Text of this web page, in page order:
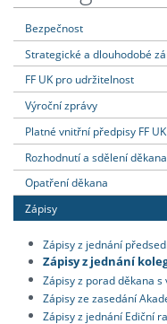
Bezpečnost
Strategické a dlouhodobé
FF UK pro udržitelnost
Výroční zprávy
Platné vnitřní předpisy FF UK
Rozhodnutí a sdělení
Opatření děkana
Zápisy
Zápisy z jednání
Zápisy z jednání
Zápisy z porad děkana
Zápisy ze zasedání
Zápisy z jednání Ediční